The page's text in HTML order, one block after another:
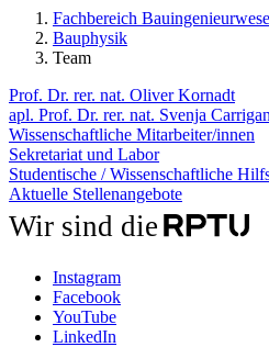
Fachbereich
Bauphysik
Team
Prof. Dr. rer. nat. Oliver Kornadt
apl. Prof. Dr. rer. nat. Svenja Carrigan
Wissenschaftliche Mitarbeiter/innen
Sekretariat und Labor
Studentische / Wissenschaftliche
Aktuelle Stellenangebote
Wir sind die
Instagram
Facebook
YouTube
LinkedIn